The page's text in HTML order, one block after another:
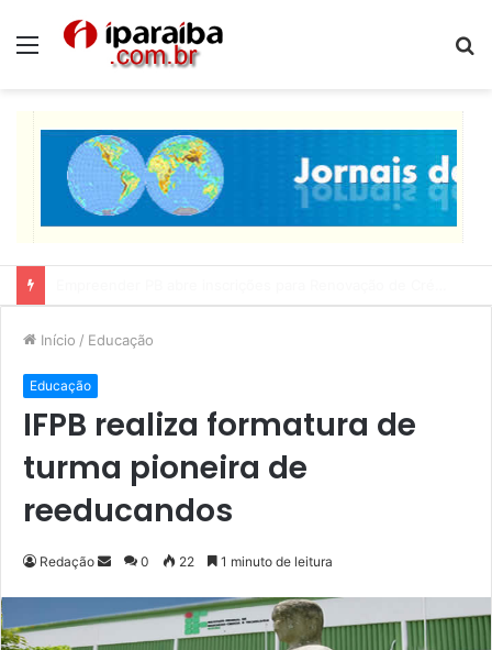
Menu
Início / Educação
Educação
IFPB realiza formatura de
turma pioneira de
reeducandos
Redação
n
d
0 22 1 minuto de leitura